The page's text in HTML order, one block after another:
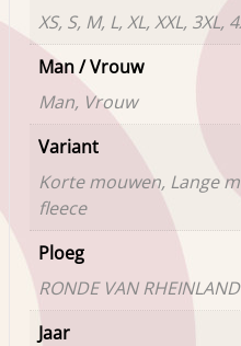
XS, S, M, L, XL, XXL, 3XL,
Man / Vrouw
Man, Vrouw
Variant
Korte mouwen, Lange
fleece
Ploeg
RONDE VAN
Jaar